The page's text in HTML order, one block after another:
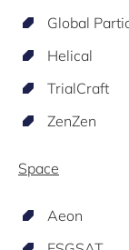
Global
Helical
TrialCraft
ZenZen
Space
Aeon